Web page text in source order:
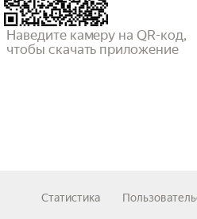
Наведите камеру на QR-код,
чтобы скачать приложение
Статистика